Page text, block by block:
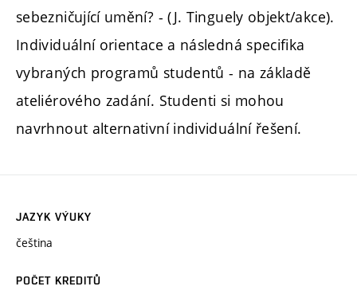
sebezničující umění? - (J. Tinguely objekt/akce).
Individuální orientace a následná specifika
vybraných programů studentů - na základě
ateliérového zadání. Studenti si mohou
navrhnout alternativní individuální řešení.
JAZYK VÝUKY
čeština
POČET KREDITŮ